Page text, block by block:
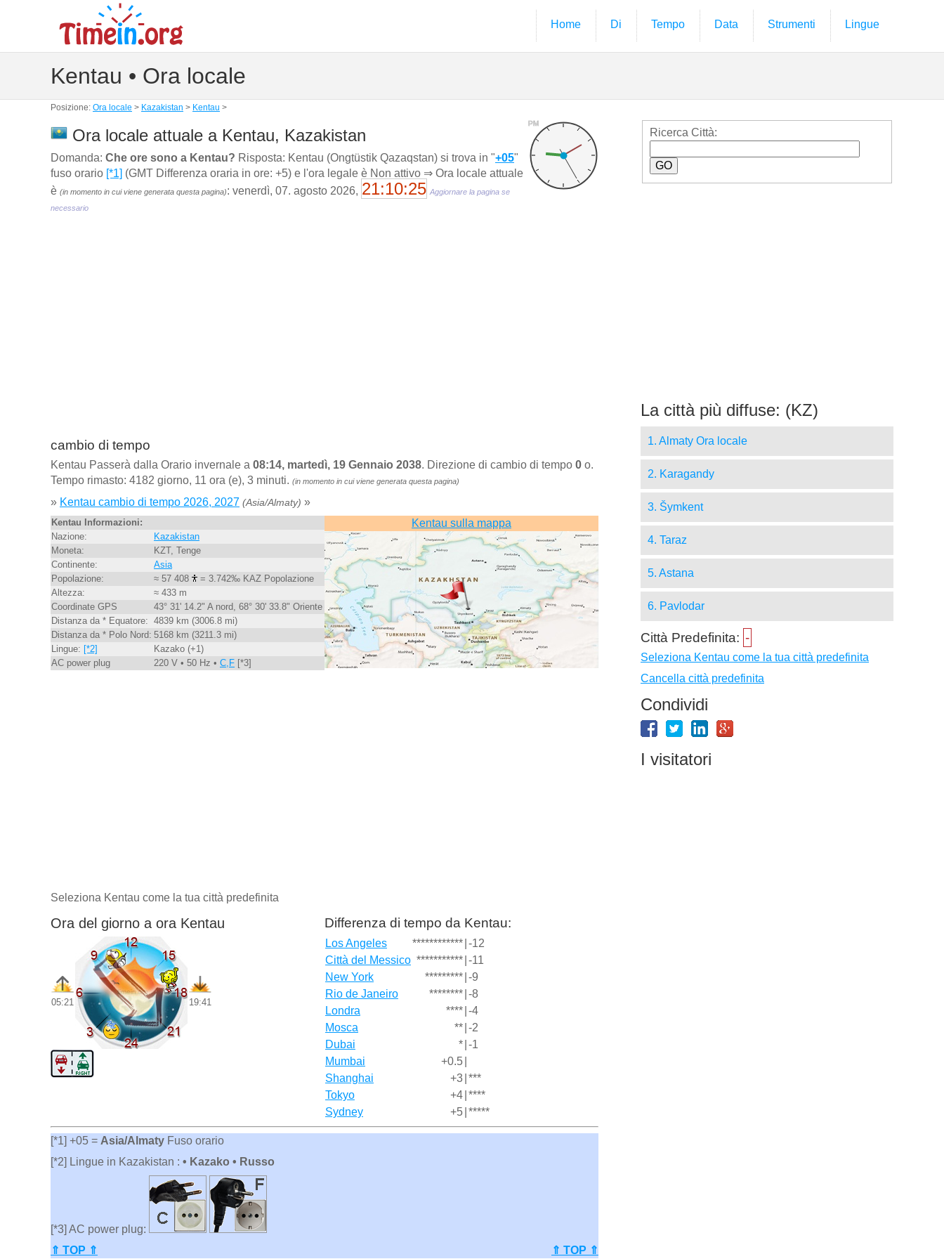
Home Di Tempo Data Strumenti Lingue
Kentau • Ora locale
Posizione: Ora locale > Kazakistan > Kentau >
PM
Ora locale attuale a Kentau, Kazakistan
Domanda: Che ore sono a Kentau? Risposta: Kentau (Ongtüstik Qazaqstan) si trova in "+05"
fuso orario [*1] (GMT Differenza oraria in ore: +5) e l'ora legale è Non attivo ⇒ Ora locale attuale
è (in momento in cui viene generata questa pagina): venerdì, 07. agosto 2026, 21:10:26 Aggiornare la pagina se
necessario
cambio di tempo
Kentau Passerà dalla Orario invernale a 08:14, martedì, 19 Gennaio 2038. Direzione di cambio di tempo 0 o.
Tempo rimasto: 4182 giorno, 11 ora (e), 3 minuti. (in momento in cui viene generata questa pagina)
» Kentau cambio di tempo 2026, 2027 (Asia/Almaty) »
Kentau Informazioni:
Nazione:
Kazakistan
Moneta:
KZT, Tenge
Continente:
Asia
Popolazione:
≈ 57 408
= 3.742‰ KAZ Popolazione
Altezza:
≈ 433 m
Coordinate GPS
43° 31' 14.2" A nord, 68° 30' 33.8" Oriente
Distanza da * Equatore: 4839 km (3006.8 mi)
Distanza da * Polo Nord: 5168 km (3211.3 mi)
Lingue: [*2]
Kazako (+1)
AC power plug
220 V • 50 Hz • C,F [*3]
Kentau sulla mappa
Seleziona Kentau come la tua città predefinita
Ora del giorno a ora Kentau
05:21 19:41
Differenza di tempo da Kentau:
Los Angeles ************ -12
Città del Messico *********** -11
New York
********* -9
Rio de Janeiro
******** -8
Londra
**** -4
Mosca
** -2
Dubai
* -1
Mumbai
+0.5
Shanghai
+3 ***
Tokyo
+4 ****
Sydney
+5 *****
[*1] +05 = Asia/Almaty Fuso orario
[*2] Lingue in Kazakistan : • Kazako • Russo
[*3] AC power plug:
⇑ TOP ⇑
⇑ TOP ⇑
Ricerca Città:
La città più diffuse: (KZ)
1. Almaty Ora locale
2. Karagandy
3. Šymkent
4. Taraz
5. Astana
6. Pavlodar
Città Predefinita: -
Seleziona Kentau come la tua città predefinita
Cancella città predefinita
Condividi
I visitatori